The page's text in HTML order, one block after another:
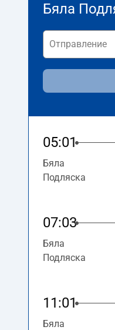
Бяла
05:01
Бяла
Подляска
07:03
Бяла
Подляска
11:01
Бяла